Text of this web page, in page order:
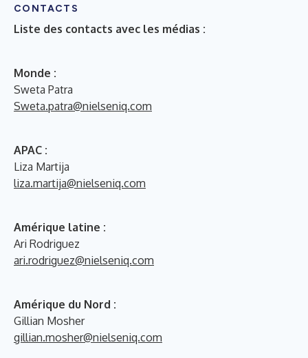
CONTACTS
Liste des contacts avec les médias :
Monde :
Sweta Patra
Sweta.patra@nielseniq.com
APAC :
Liza Martija
liza.martija@nielseniq.com
Amérique latine :
Ari Rodriguez
ari.rodriguez@nielseniq.com
Amérique du Nord :
Gillian Mosher
gillian.mosher@nielseniq.com